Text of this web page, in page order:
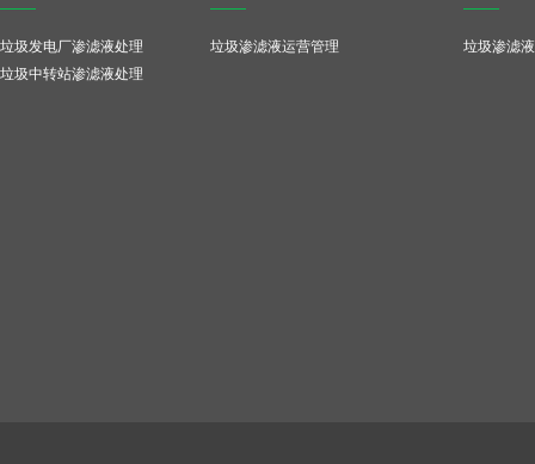
垃圾发电厂渗滤液处理
垃圾中转站渗滤液处理
垃圾渗滤液运营管理 垃圾渗滤